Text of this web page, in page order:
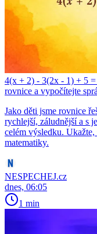
4(x + 2) - 3(2x - 1) + 5
rovnice a vypočítejte
Jako děti jsme rovnice
rychlejší, záludnější a s
celém výsledku. Ukažte,
matematiky.
NESPECHEJ.cz
dnes, 06:05
1 min